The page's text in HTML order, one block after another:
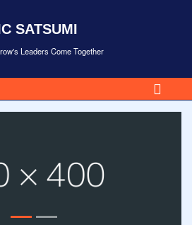
SATSUMI
Leaders Come Together